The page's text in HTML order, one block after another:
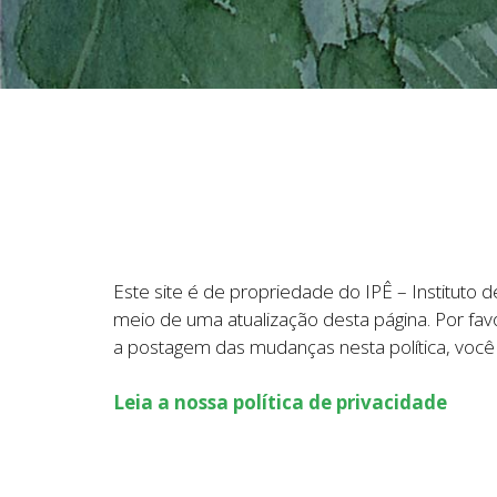
Este site é de propriedade do IPÊ – Instituto
meio de uma atualização desta página. Por
a postagem das mudanças nesta política,
Leia a nossa política de privacidade